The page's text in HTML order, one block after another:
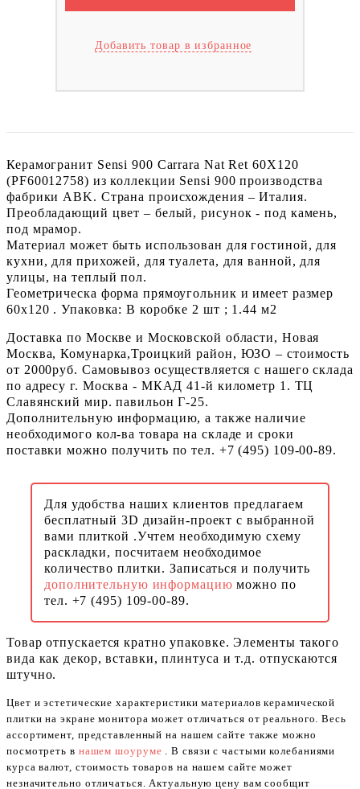
Добавить товар в избранное
Керамогранит Sensi 900 Carrara Nat Ret 60X120
(PF60012758) из коллекции Sensi 900 производства
фабрики ABK. Страна происхождения – Италия.
Преобладающий цвет – белый, рисунок - под камень,
под мрамор.
Материал может быть использован для гостиной, для
кухни, для прихожей, для туалета, для ванной, для
улицы, на теплый пол.
Геометрическа форма прямоугольник и имеет размер
60x120 . Упаковка: В коробке 2 шт ; 1.44 м2
Доставка по Москве и Московской области, Новая
Москва, Комунарка,Троицкий район, ЮЗО – стоимость
от 2000руб. Самовывоз осуществляется с нашего склада
по адресу г. Москва - МКАД 41-й километр 1. ТЦ
Славянский мир. павильон Г-25.
Дополнительную информацию, а также наличие
необходимого кол-ва товара на складе и сроки
поставки можно получить по тел. +7 (495) 109-00-89.
Для удобства наших клиентов предлагаем
бесплатный 3D дизайн-проект с выбранной
вами плиткой .Учтем необходимую схему
раскладки, посчитаем необходимое
количество плитки. Записаться и получить
дополнительную информациюможно по
тел. +7 (495) 109-00-89.
Товар отпускается кратно упаковке. Элементы такого
вида как декор, вставки, плинтуса и т.д. отпускаются
штучно.
Цвет и эстетические характеристики материалов керамической
плитки на экране монитора может отличаться от реального. Весь
ассортимент, представленный на нашем сайте также можно
посмотреть в нашем шоуруме . В связи с частыми колебаниями
курса валют, стоимость товаров на нашем сайте может
незначительно отличаться. Актуальную цену вам сообщит